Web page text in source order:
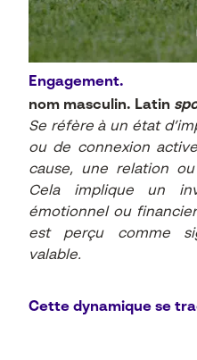
Engagement.
nom masculin. Latin
Se réfère à un état
ou de connexion
cause, une relation
Cela implique un
émotionnel ou
est perçu comme
valable.
Cette dynamique se